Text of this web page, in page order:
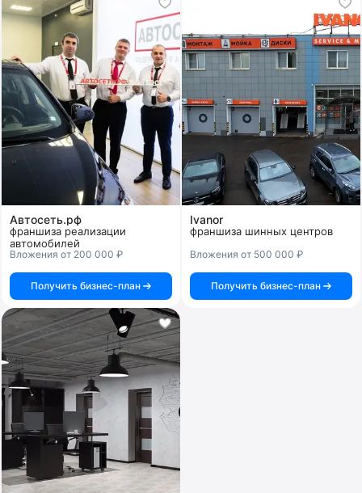
Автосеть.рф
франшиза реализации
автомобилей
Вложения от 200 000 ₽
Получить бизнес-план
Ivanor
франшиза шинных центров
Вложения от 500 000 ₽
Получить бизнес-план